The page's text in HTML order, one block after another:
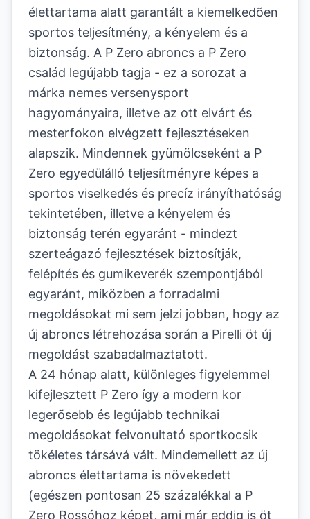
élettartama alatt garantált a kiemelkedõen
sportos teljesítmény, a kényelem és a
biztonság. A P Zero abroncs a P Zero
család legújabb tagja - ez a sorozat a
márka nemes versenysport
hagyományaira, illetve az ott elvárt és
mesterfokon elvégzett fejlesztéseken
alapszik. Mindennek gyümölcseként a P
Zero egyedülálló teljesítményre képes a
sportos viselkedés és precíz irányíthatóság
tekintetében, illetve a kényelem és
biztonság terén egyaránt - mindezt
szerteágazó fejlesztések biztosítják,
felépítés és gumikeverék szempontjából
egyaránt, miközben a forradalmi
megoldásokat mi sem jelzi jobban, hogy az
új abroncs létrehozása során a Pirelli öt új
megoldást szabadalmaztatott.
A 24 hónap alatt, különleges figyelemmel
kifejlesztett P Zero így a modern kor
legerõsebb és legújabb technikai
megoldásokat felvonultató sportkocsik
tökéletes társává vált. Mindemellett az új
abroncs élettartama is növekedett
(egészen pontosan 25 százalékkal a P
Zero Rossóhoz képet, ami már eddig is öt